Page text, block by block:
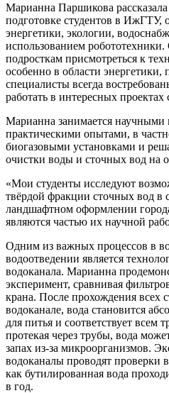
Марианна Паршикова
подготовке студентов в ИжГТУ,
энергетики, экологии,
использованием робототехники.
подросткам присмотреться к
особенно в области энергетики,
специалисты всегда
работать в интересных
Марианна занимается научными
практическими опытами, в
биогазовыми установками и
очистки воды и сточных вод на
«Мои студенты исследуют
твёрдой фракции сточных вод в
ландшафтном оформлении
являются частью их научной
Одним из важных процессов в
водоотведении является
водоканала. Марианна
эксперимент, сравнивая
крана. После прохождения всех
водоканале, вода становится
для питья и соответствует
протекая через трубы, вода
запах из-за микроорганизмов.
водоканалы проводят проверки
как бутилированная вода
в год.